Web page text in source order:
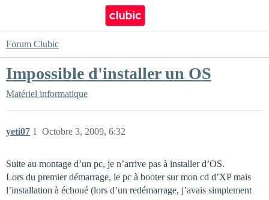
Forum Clubic
Impossible d'installer un OS
Matériel informatique
yeti07 Octobre 3, 2009, 6:32
1
Suite au montage d’un pc, je n’arrive pas à installer d’OS.
Lors du premier démarrage, le pc à booter sur mon cd d’XP mais
l’installation à échoué (lors d’un redémarrage, j’avais simplement